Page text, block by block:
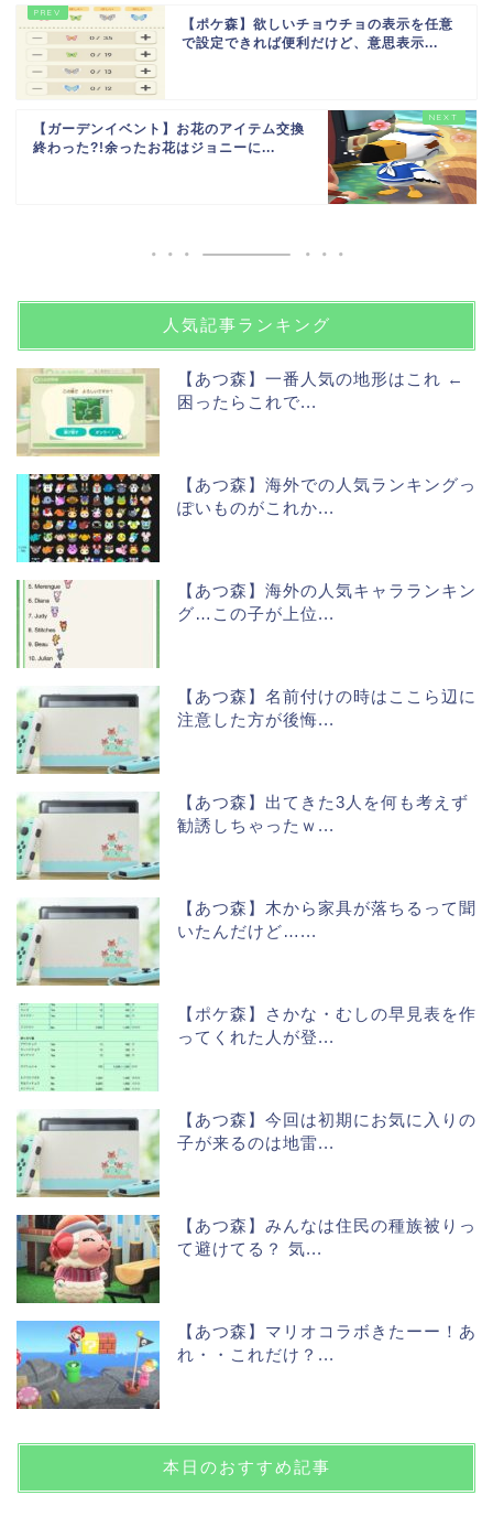
【ポケ森】欲しいチョウチョの表示を任意
で設定できれば便利だけど、意思表示...
【ガーデンイベント】お花のアイテム交換
終わった?!余ったお花はジョニーに...
人気記事ランキング
【あつ森】一番人気の地形はこれ ←
困ったらこれで...
【あつ森】海外での人気ランキングっ
ぽいものがこれか...
【あつ森】海外の人気キャラランキン
グ…この子が上位...
【あつ森】名前付けの時はここら辺に
注意した方が後悔...
【あつ森】出てきた3人を何も考えず
勧誘しちゃったｗ...
【あつ森】木から家具が落ちるって聞
いたんだけど…...
【ポケ森】さかな・むしの早見表を作
ってくれた人が登...
【あつ森】今回は初期にお気に入りの
子が来るのは地雷...
【あつ森】みんなは住民の種族被りっ
て避けてる？ 気...
【あつ森】マリオコラボきたーー！あ
れ・・これだけ？...
本日のおすすめ記事